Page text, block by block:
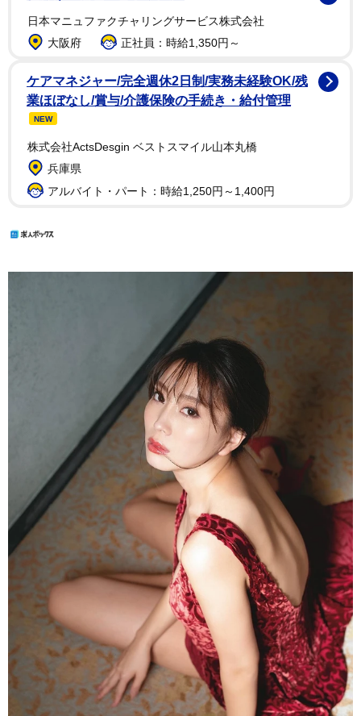
日本マニュファクチャリングサービス株式会社
大阪府
正社員：時給1,350円～
ケアマネジャー/完全週休2日制/実務未経験OK/残
業ほぼなし/賞与/介護保険の手続き・給付管理
NEW
株式会社ActsDesgin ベストスマイル山本丸橋
兵庫県
アルバイト・パート：時給1,250円～1,400円